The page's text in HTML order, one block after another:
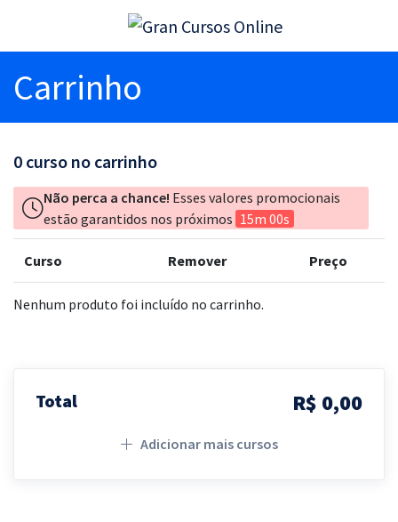
Carrinho
0 curso no carrinho
Não perca a chance! Esses valores promocionais
estão garantidos nos próximos 15m 00s
Curso Remover Preço
Nenhum produto foi incluído no carrinho.
Total R$ 0,00
Adicionar mais cursos